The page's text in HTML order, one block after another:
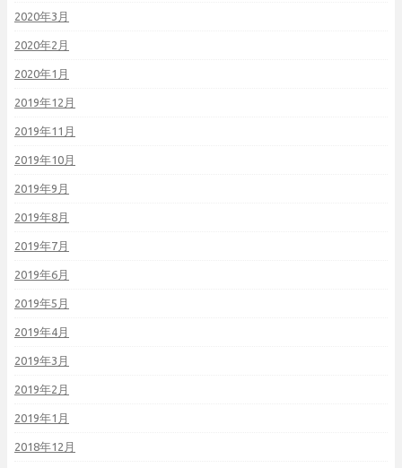
2020年3月
2020年2月
2020年1月
2019年12月
2019年11月
2019年10月
2019年9月
2019年8月
2019年7月
2019年6月
2019年5月
2019年4月
2019年3月
2019年2月
2019年1月
2018年12月